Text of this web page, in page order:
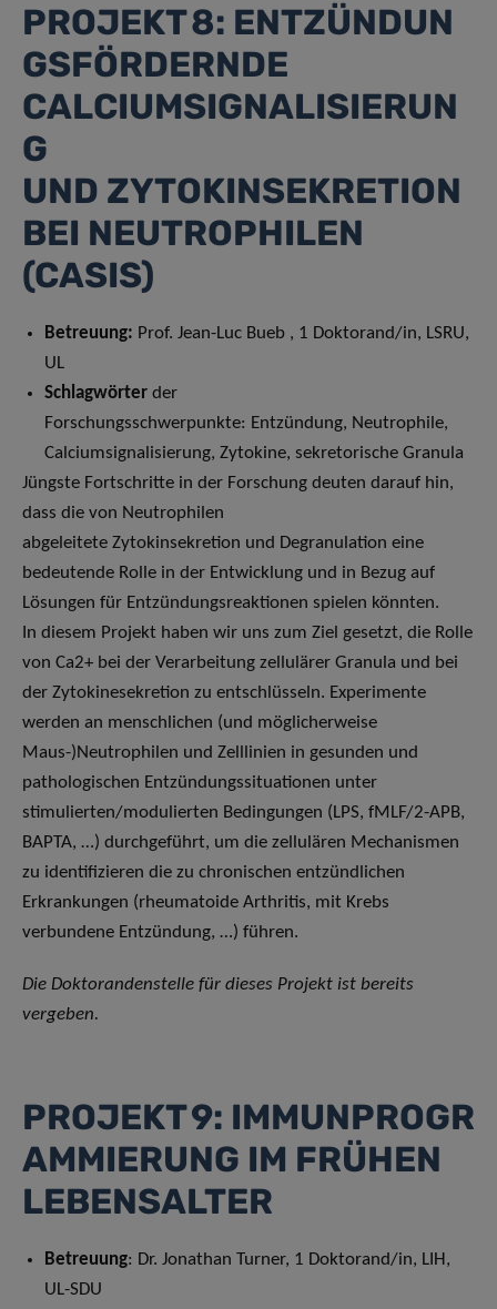
PROJEKT 8: ENTZÜNDUN
GSFÖRDERNDE
CALCIUMSIGNALISIERUN
G
UND ZYTOKINSEKRETION
BEI NEUTROPHILEN
(CASIS)
Betreuung: Prof. Jean-Luc Bueb , 1 Doktorand/in, LSRU,
UL
Schlagwörter der
Forschungsschwerpunkte: Entzündung, Neutrophile,
Calciumsignalisierung, Zytokine, sekretorische Granula
Jüngste Fortschritte in der Forschung deuten darauf hin,
dass die von Neutrophilen
abgeleitete Zytokinsekretion und Degranulation eine
bedeutende Rolle in der Entwicklung und in Bezug auf
Lösungen für Entzündungsreaktionen spielen könnten.
In diesem Projekt haben wir uns zum Ziel gesetzt, die Rolle
von Ca2+ bei der Verarbeitung zellulärer Granula und bei
der Zytokinesekretion zu entschlüsseln. Experimente
werden an menschlichen (und möglicherweise
Maus-)Neutrophilen und Zelllinien in gesunden und
pathologischen Entzündungssituationen unter
stimulierten/modulierten Bedingungen (LPS, fMLF/2-APB,
BAPTA, …) durchgeführt, um die zellulären Mechanismen
zu identifizieren die zu chronischen entzündlichen
Erkrankungen (rheumatoide Arthritis, mit Krebs
verbundene Entzündung, …) führen.
Die Doktorandenstelle für dieses Projekt ist bereits
vergeben.
PROJEKT 9: IMMUNPROGR
AMMIERUNG IM FRÜHEN
LEBENSALTER
Betreuung: Dr. Jonathan Turner, 1 Doktorand/in, LIH,
UL-SDU